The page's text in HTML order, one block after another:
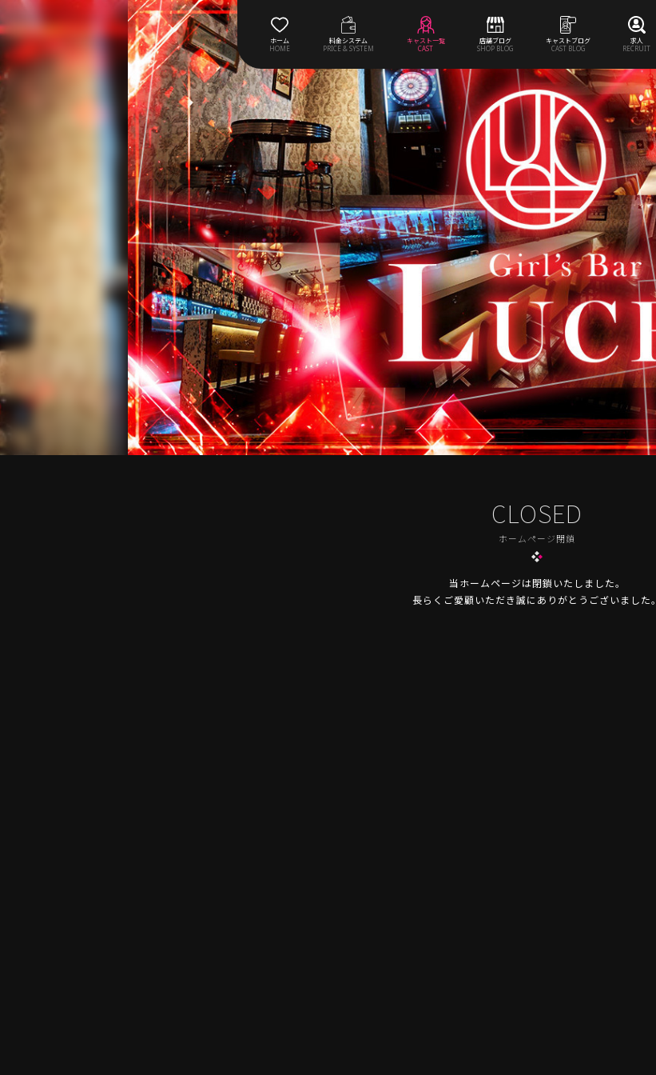
ホーム
HOME
料金システム
PRICE & SYSTEM
キャスト一覧
CAST
店舗ブログ
SHOP BLOG
キャストブログ
CAST BLOG
求人
RECRUIT
CLOSED
ホームページ閉鎖
当ホームページは閉鎖いたしました。
長らくご愛顧いただき誠にありがとうございました。